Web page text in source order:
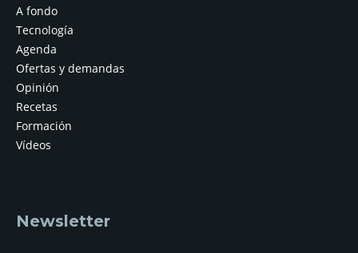
A fondo
Tecnología
Agenda
Ofertas y demandas
Opinión
Recetas
Formación
Vídeos
Newsletter